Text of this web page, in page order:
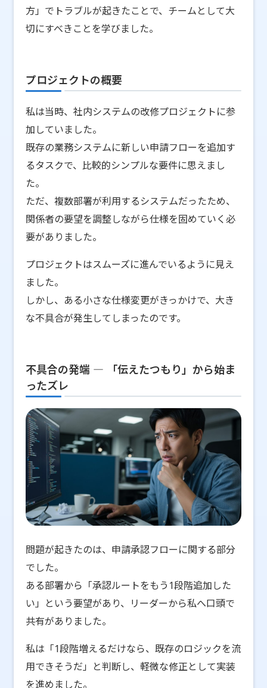
方」でトラブルが起きたことで、チームとして大
切にすべきことを学びました。
プロジェクトの概要
私は当時、社内システムの改修プロジェクトに参
加していました。
既存の業務システムに新しい申請フローを追加す
るタスクで、比較的シンプルな要件に思えまし
た。
ただ、複数部署が利用するシステムだったため、
関係者の要望を調整しながら仕様を固めていく必
要がありました。
プロジェクトはスムーズに進んでいるように見え
ました。
しかし、ある小さな仕様変更がきっかけで、大き
な不具合が発生してしまったのです。
不具合の発端 ― 「伝えたつもり」から始ま
ったズレ
問題が起きたのは、申請承認フローに関する部分
でした。
ある部署から「承認ルートをもう1段階追加した
い」という要望があり、リーダーから私へ口頭で
共有がありました。
私は「1段階増えるだけなら、既存のロジックを流
用できそうだ」と判断し、軽微な修正として実装
を進めました。